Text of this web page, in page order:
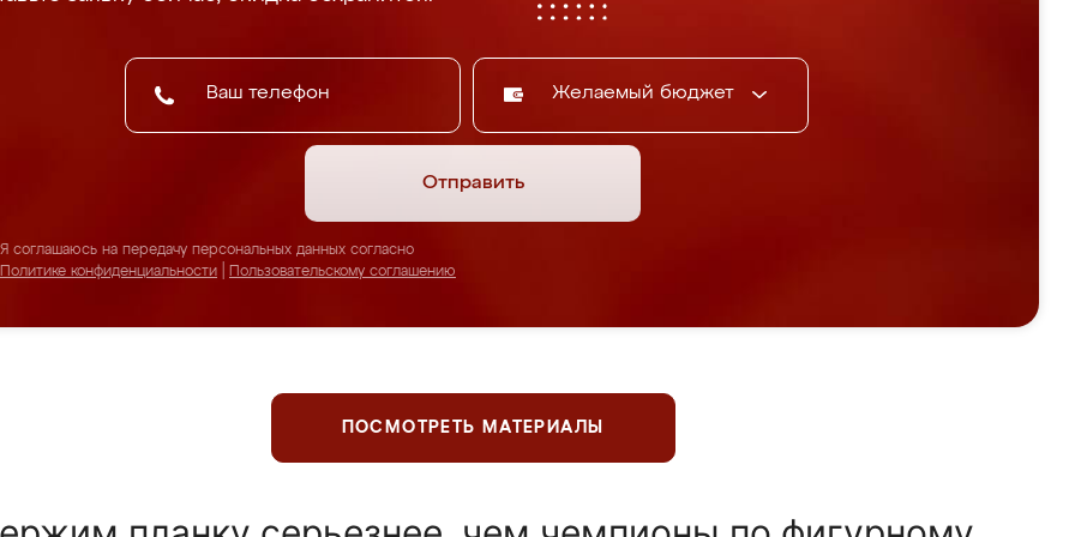
Желаемый бюджет
Отправить
Я соглашаюсь на передачу персональных данных согласно
Политике конфиденциальности
Пользовательскому соглашению
ПОСМОТРЕТЬ МАТЕРИАЛЫ